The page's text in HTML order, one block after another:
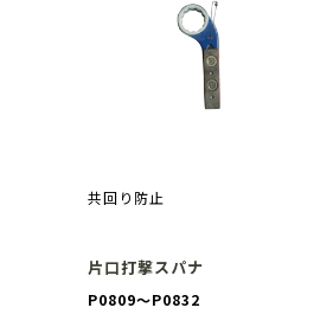
共回り防止
片口打撃スパナ
P0809〜P0832